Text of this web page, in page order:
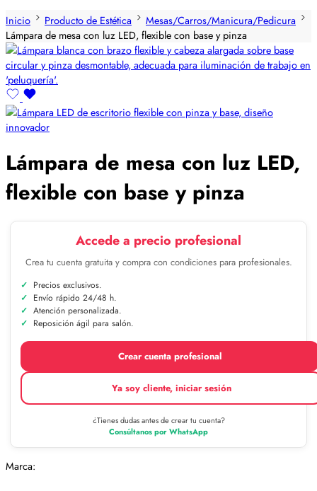
Inicio
Producto de Estética
Mesas/Carros/Manicura/Pedicura
Lámpara de mesa con luz LED, flexible con base y pinza
Lámpara de mesa con luz LED,
flexible con base y pinza
Accede a precio profesional
Crea tu cuenta gratuita y compra con condiciones para profesionales.
Precios exclusivos.
Envío rápido 24/48 h.
Atención personalizada.
Reposición ágil para salón.
Crear cuenta profesional
Ya soy cliente, iniciar sesión
¿Tienes dudas antes de crear tu cuenta?
Consúltanos por WhatsApp
Marca: